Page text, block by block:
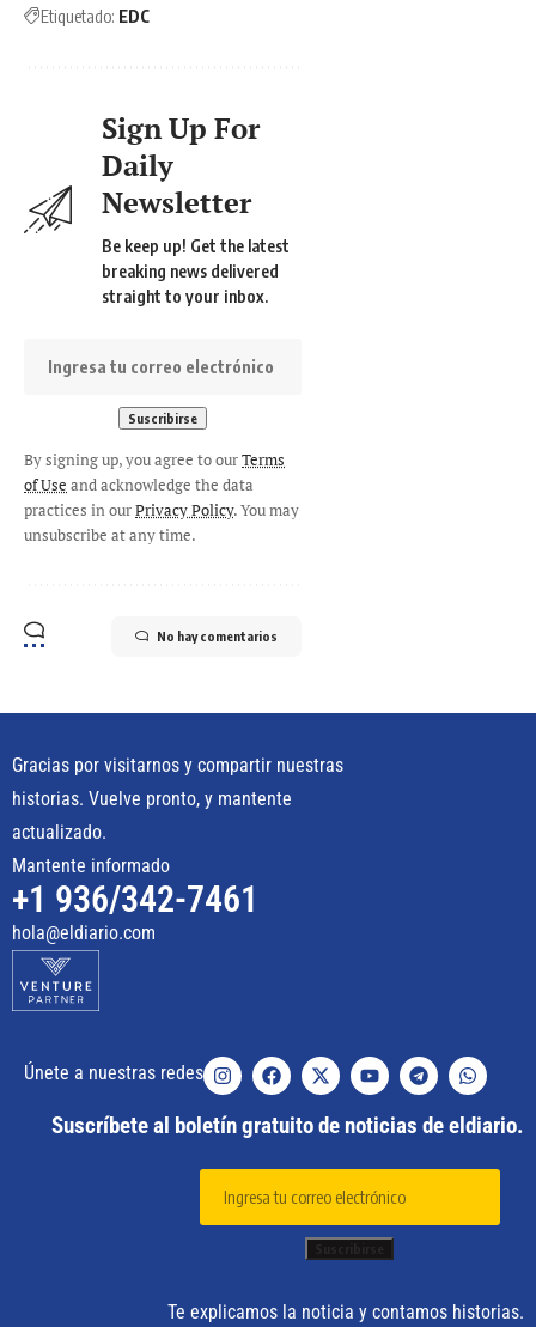
Etiquetado: EDC
Sign Up For
Daily
Newsletter
Be keep up! Get the latest
breaking news delivered
straight to your inbox.
By signing up, you agree to ourTerms
of Use and acknowledge the data
practices in ourPrivacy Policy. You may
unsubscribe at any time.
No hay comentarios
Gracias por visitarnos y compartir nuestras
historias. Vuelve pronto, y mantente
actualizado.
Mantente informado
+1 936/342-7461
hola@eldiario.com
Únete a nuestras redes
Suscríbete al boletín gratuito de noticias de eldiario.
Te explicamos la noticia y contamos historias.